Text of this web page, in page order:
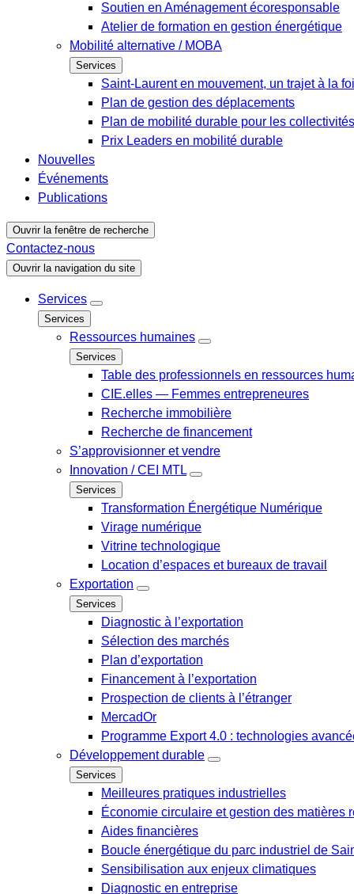
Soutien en Aménagement écoresponsable
Atelier de formation en gestion énergétique
Mobilité alternative / MOBA
Services
Saint-Laurent en mouvement, un trajet à la
Plan de gestion des déplacements
Plan de mobilité durable pour les collectivités
Prix Leaders en mobilité durable
Nouvelles
Événements
Publications
Ouvrir la fenêtre de recherche
Contactez-nous
Ouvrir la navigation du site
Services
Services
Ressources humaines
Services
Table des professionnels en ressources
CIE.elles — Femmes entrepreneures
Recherche immobilière
Recherche de financement
S’approvisionner et vendre
Innovation / CEI MTL
Services
Transformation Énergétique Numérique
Virage numérique
Vitrine technologique
Location d’espaces et bureaux de travail
Exportation
Services
Diagnostic à l’exportation
Sélection des marchés
Plan d’exportation
Financement à l’exportation
Prospection de clients à l’étranger
MercadOr
Programme Export 4.0 : technologies
Développement durable
Services
Meilleures pratiques industrielles
Économie circulaire et gestion des matières
Aides financières
Boucle énergétique du parc industriel de
Sensibilisation aux enjeux climatiques
Diagnostic en entreprise